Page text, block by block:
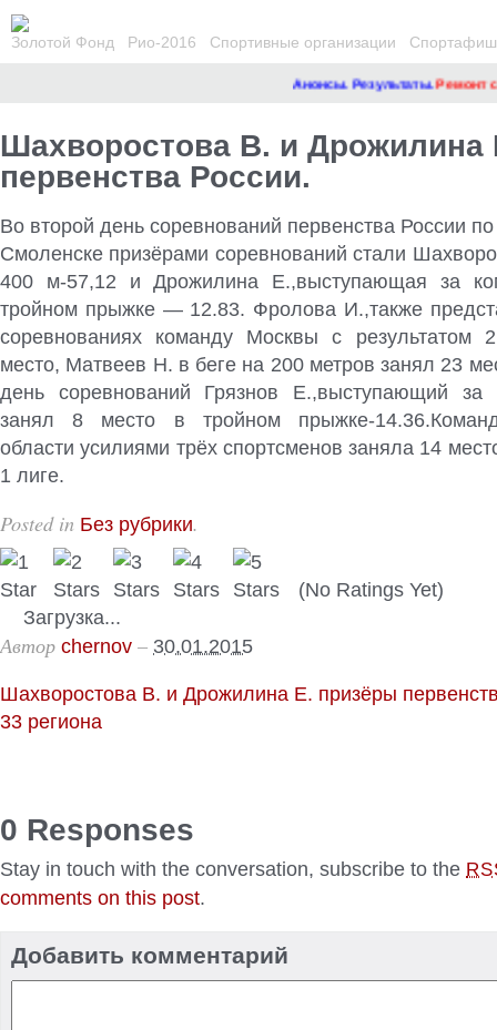
Золотой Фонд Рио-2016 Спортивные организации
Анонсы. Результаты.Ремонт
Шахворостова В. и Дрожилина
первенства России.
Во второй день соревнований первенства России по
Смоленске призёрами соревнований стали
400 м-57,12 и Дрожилина Е.,выступающая за
тройном прыжке — 12.83. Фролова И.,также
соревнованиях команду Москвы с результатом
место, Матвеев Н. в беге на 200 метров занял 23
день соревнований Грязнов Е.,выступающий за
занял 8 место в тройном прыжке-
области усилиями трёх спортсменов заняла 14
1 лиге.
Posted in Без рубрики.
(No Ratings Yet)
Загрузка...
Автор chernov – 30.01.2015
Шахворостова В. и Дрожилина Е. призёры
33 региона
0 Responses
Stay in touch with the conversation, subscribe to the
comments on this post.
Добавить комментарий